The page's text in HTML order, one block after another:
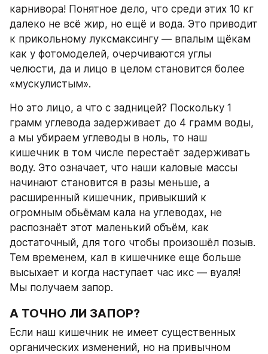
карнивора! Понятное дело, что среди этих 10 кг
далеко не всё жир, но ещё и вода. Это приводит
к прикольному луксмаксингу — впалым щёкам
как у фотомоделей, очерчиваются углы
челюсти, да и лицо в целом становится более
«мускулистым».
Но это лицо, а что с задницей? Поскольку 1
грамм углевода задерживает до 4 грамм воды,
а мы убираем углеводы в ноль, то наш
кишечник в том числе перестаёт задерживать
воду. Это означает, что наши каловые массы
начинают становится в разы меньше, а
расширенный кишечник, привыкший к
огромным обьёмам кала на углеводах, не
распознаёт этот маленький объём, как
достаточный, для того чтобы произошёл позыв.
Тем временем, кал в кишечнике еще больше
высыхает и когда наступает час икс — вуаля!
Мы получаем запор.
А ТОЧНО ЛИ ЗАПОР?
Если наш кишечник не имеет существенных
органических изменений, но на привычном